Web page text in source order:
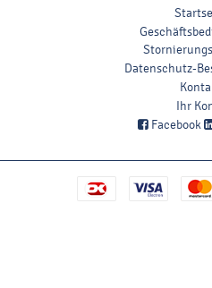
Datenschutz-
Ihr
Facebook